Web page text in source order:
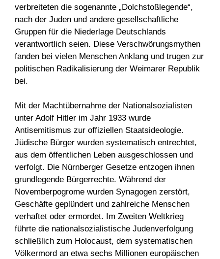
verbreiteten die sogenannte „Dolchstoßlegende“,
nach der Juden und andere gesellschaftliche
Gruppen für die Niederlage Deutschlands
verantwortlich seien. Diese Verschwörungsmythen
fanden bei vielen Menschen Anklang und trugen zur
politischen Radikalisierung der Weimarer Republik
bei.
Mit der Machtübernahme der Nationalsozialisten
unter Adolf Hitler im Jahr 1933 wurde
Antisemitismus zur offiziellen Staatsideologie.
Jüdische Bürger wurden systematisch entrechtet,
aus dem öffentlichen Leben ausgeschlossen und
verfolgt. Die Nürnberger Gesetze entzogen ihnen
grundlegende Bürgerrechte. Während der
Novemberpogrome wurden Synagogen zerstört,
Geschäfte geplündert und zahlreiche Menschen
verhaftet oder ermordet. Im Zweiten Weltkrieg
führte die nationalsozialistische Judenverfolgung
schließlich zum Holocaust, dem systematischen
Völkermord an etwa sechs Millionen europäischen